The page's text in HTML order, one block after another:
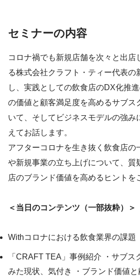
セミナーの内容
コロナ禍でも新規店舗を次々と出店
る株式会社クラフト・ティー代表の
し、実践としての飲食店のDX化推
の価値と顧客満足度を高めるサブス
いて、そしてビジネスモデルの強み
えてお話します。
アフターコロナを生き抜く飲食店の
や新規事業の立ち上げについて、質
店のブランド価値を高めるヒントを
＜当日のコンテンツ（一部抜粋）＞
Withコロナにおける飲食業界の課題
「CRAFT TEA」事例紹介 ・サブス
みた現状、気付き ・ブランド価値